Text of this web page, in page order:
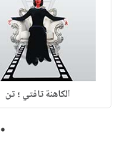
الكاهنة تافتي ؛ تن
1